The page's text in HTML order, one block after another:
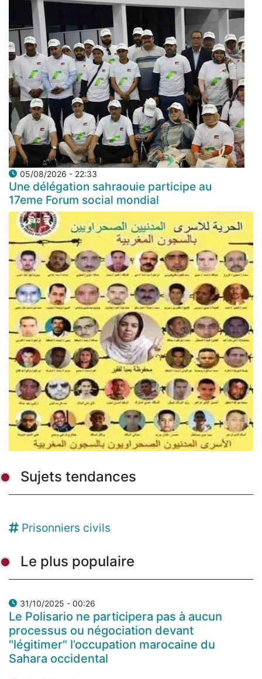
05/08/2026 - 22:33
Une délégation sahraouie participe au
17eme Forum social mondial
Sujets tendances
Prisonniers civils
Le plus populaire
31/10/2025 - 00:26
Le Polisario ne participera pas à aucun
processus ou négociation devant
"légitimer" l’occupation marocaine du
Sahara occidental